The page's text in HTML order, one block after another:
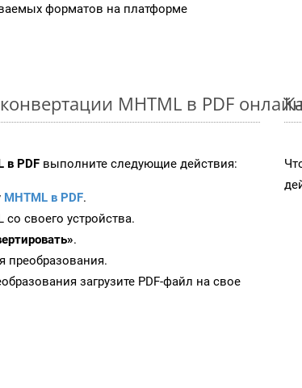
форматов на платформе
MHTML в PDF
в PDF выполните следующие действия:
MHTML в PDF.
со своего устройства.
.
преобразования.
загрузите PDF-файл на свое